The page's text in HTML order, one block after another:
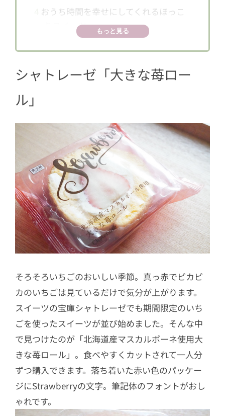
おうち時間を幸せにしてくれるほっこ
りスイーツ
もっと見る
シャトレーゼ「大きな苺ロー
ル」
そろそろいちごのおいしい季節。真っ赤でピカピ
カのいちごは見ているだけで気分が上がります。
スイーツの宝庫シャトレーゼでも期間限定のいち
ごを使ったスイーツが並び始めました。そんな中
で見つけたのが「北海道産マスカルポーネ使用大
きな苺ロール」。食べやすくカットされて一人分
ずつ購入できます。落ち着いた赤い色のパッケー
ジにStrawberryの文字。筆記体のフォントがおし
ゃれです。